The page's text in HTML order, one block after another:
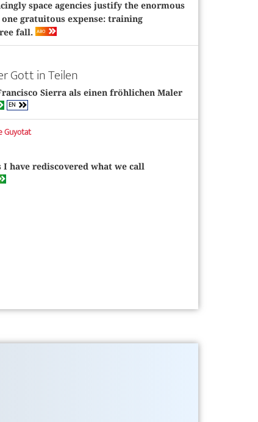
space agencies justify the enormous
one gratuitous expense: training
fall. ABO
Gott in Teilen
Sierra als einen fröhlichen Maler
EN
Guyotat
I have rediscovered what we call